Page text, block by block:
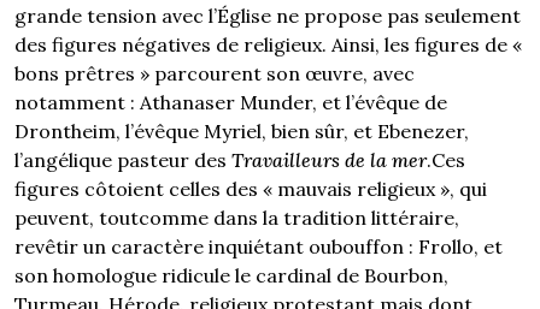
grande tension avec l’Église ne propose pas seulement
des figures négatives de religieux. Ainsi, les figures de «
bons prêtres » parcourent son œuvre, avec
notamment : Athanaser Munder, et l’évêque de
Drontheim, l’évêque Myriel, bien sûr, et Ebenezer,
l’angélique pasteur des Travailleurs de la mer.Ces
figures côtoient celles des « mauvais religieux », qui
peuvent, toutcomme dans la tradition littéraire,
revêtir un caractère inquiétant oubouffon : Frollo, et
son homologue ridicule le cardinal de Bourbon,
Turmeau, Hérode, religieux protestant mais dont